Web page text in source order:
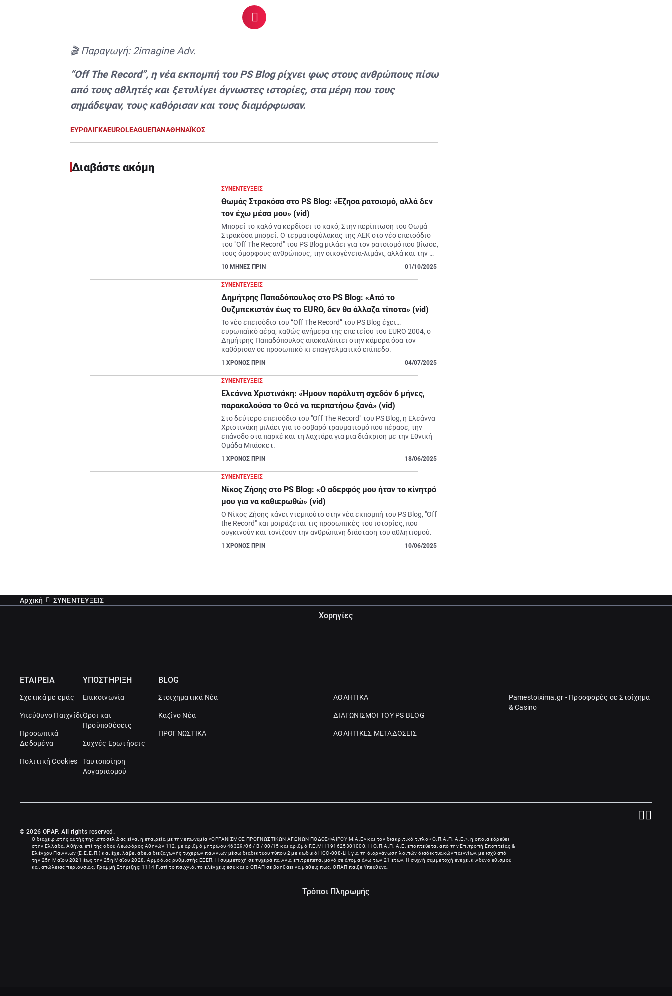
🎬 Παραγωγή: 2imagine Adv.
“Off The Record”, η νέα εκπομπή του PS Blog ρίχνει φως στους ανθρώπους πίσω
από τους αθλητές και ξετυλίγει άγνωστες ιστορίες, στα μέρη που τους
σημάδεψαν, τους καθόρισαν και τους διαμόρφωσαν.
ΕΥΡΩΛΙΓΚΑEUROLEAGUEΠΑΝΑΘΗΝΑΪΚΟΣ
Διαβάστε ακόμη
ΣΥΝΕΝΤΕΥΞΕΙΣ
Θωμάς Στρακόσα στο PS Blog: «Έζησα ρατσισμό, αλλά δεν
τον έχω μέσα μου» (vid)
Μπορεί το καλό να κερδίσει το κακό; Στην περίπτωση του Θωμά
Στρακόσα μπορεί. Ο τερματοφύλακας της ΑΕΚ στο νέο επεισόδιο
του "Off The Record" του PS Blog μιλάει για τον ρατσισμό που βίωσε,
τους όμορφους ανθρώπους, την οικογένεια-λιμάνι, αλλά και την
10 ΜΗΝΕΣ ΠΡΙΝ 01/10/2025
ΣΥΝΕΝΤΕΥΞΕΙΣ
Δημήτρης Παπαδόπουλος στο PS Blog: «Από το
Ουζμπεκιστάν έως το EURO, δεν θα άλλαζα τίποτα» (vid)
Το νέο επεισόδιο του “Off The Record” του PS Blog έχει…
ευρωπαϊκό αέρα, καθώς ανήμερα της επετείου του EURO 2004, ο
Δημήτρης Παπαδόπουλος αποκαλύπτει στην κάμερα όσα τον
καθόρισαν σε προσωπικό κι επαγγελματικό επίπεδο.
1 ΧΡΟΝΟΣ ΠΡΙΝ 04/07/2025
ΣΥΝΕΝΤΕΥΞΕΙΣ
Ελεάννα Χριστινάκη: «Ήμουν παράλυτη σχεδόν 6 μήνες,
παρακαλούσα το Θεό να περπατήσω ξανά» (vid)
Στο δεύτερο επεισόδιο του "Off The Record" του PS Blog, η Ελεάννα
Χριστινάκη μιλάει για το σοβαρό τραυματισμό που πέρασε, την
επάνοδο στα παρκέ και τη λαχτάρα για μια διάκριση με την Εθνική
Ομάδα Μπάσκετ.
1 ΧΡΟΝΟΣ ΠΡΙΝ 18/06/2025
ΣΥΝΕΝΤΕΥΞΕΙΣ
Νίκος Ζήσης στο PS Blog: «Ο αδερφός μου ήταν το κίνητρό
μου για να καθιερωθώ» (vid)
Ο Νίκος Ζήσης κάνει ντεμπούτο στην νέα εκπομπή του PS Blog, "Off
the Record" και μοιράζεται τις προσωπικές του ιστορίες, που
συγκινούν και τονίζουν την ανθρώπινη διάσταση του αθλητισμού.
1 ΧΡΟΝΟΣ ΠΡΙΝ 10/06/2025
Αρχική ΣΥΝΕΝΤΕΥΞΕΙΣ
Χορηγίες
ΕΤΑΙΡΕΙΑ
Σχετικά με εμάς
Υπεύθυνο Παιχνίδι
Προσωπικά
Δεδομένα
Πολιτική Cookies
ΥΠΟΣΤΗΡΙΞΗ
Επικοινωνία
Όροι και
Προϋποθέσεις
Συχνές Ερωτήσεις
Ταυτοποίηση
Λογαριασμού
BLOG
Στοιχηματικά Νέα
Καζίνο Νέα
ΠΡΟΓΝΩΣΤΙΚΑ
ΑΘΛΗΤΙΚΑ
ΔΙΑΓΩΝΙΣΜΟΙ ΤΟΥ PS BLOG
ΑΘΛΗΤΙΚΕΣ ΜΕΤΑΔΟΣΕΙΣ
Pamestoixima.gr - Προσφορές σε Στοίχημα
& Casino
© 2026 OPAP. All rights reserved.
Ο διαχειριστής αυτής της ιστοσελίδας είναι η εταιρεία με την επωνυμία «ΟΡΓΑΝΙΣΜΟΣ ΠΡΟΓΝΩΣΤΙΚΩΝ ΑΓΩΝΩΝ ΠΟΔΟΣΦΑΙΡΟΥ Μ.Α.Ε» και τον διακριτικό τίτλο «Ο.Π.Α.Π. Α.Ε.», η οποία εδρεύει
στην Ελλάδα, Αθήνα, επί της οδού Λεωφόρος Αθηνών 112, με αριθμό μητρώου 46329/06 / B / 00/15 και αριθμό Γ.Ε.ΜΗ191625301000
. Η Ο.Π.Α.Π. Α.Ε. εποπτεύεται από την Επιτροπή Εποπτείας &
Ελέγχου Παιγνίων (Ε.Ε.Ε.Π.) και έχει λάβει άδεια διεξαγωγής τυχερών παιγνίων μέσω διαδικτύου τύπου 2 με κωδικό HGC-008-LH, για τη διοργάνωση λοιπών διαδικτυακών παιγνίων, με ισχύ από
την 25η Μαΐου 2021 έως την 25η Μαΐου 2028. Αρμόδιος ρυθμιστής ΕΕΕΠ. Η συμμετοχή σε τυχερά παίγνια επιτρέπεται μονό σε άτομα άνω των 21 ετών. Η συχνή συμμετοχή ενέχει κίνδυνο εθισμού
και απώλειας περιουσίας. Γραμμή Στήριξης: 1114 Γιατί το παιχνίδι το ελέγχεις εσύ και ο ΟΠΑΠ σε βοηθάει να μάθεις πως. ΟΠΑΠ παίξε Υπεύθυνα.
Τρόποι Πληρωμής